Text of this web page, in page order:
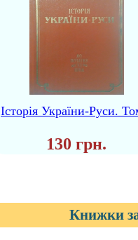
Історія України-Руси.
130 грн.
Книжки